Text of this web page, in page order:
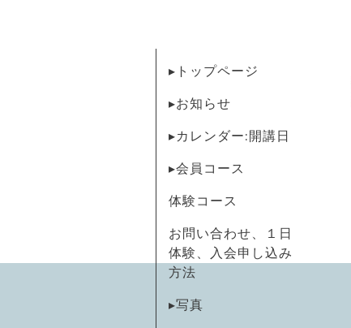
▸トップページ
▸お知らせ
▸カレンダー:開講日
▸会員コース
体験コース
お問い合わせ、１日
体験、入会申し込み
方法
▸写真